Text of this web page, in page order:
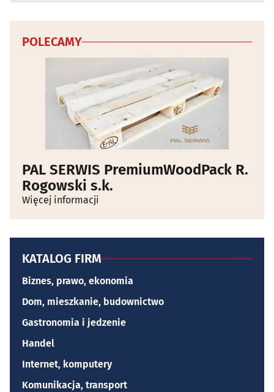
POLECAMY
PAL SERWIS PremiumWoodPack R.
Rogowski s.k.
Więcej informacji
KATALOG FIRM
Biznes, prawo, ekonomia
Dom, mieszkanie, budownictwo
Gastronomia i jedzenie
Handel
Internet, komputery
Komunikacja, transport